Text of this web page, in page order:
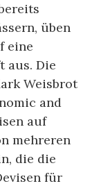
üben
eine
aus. Die
Weisbrot
and
auf
mehreren
die die
für